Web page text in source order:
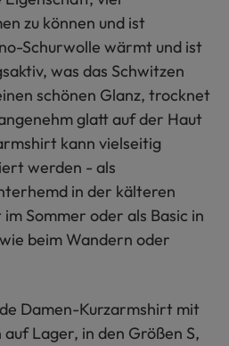
zu können und ist
Schurwolle wärmt und ist
was das Schwitzen
schönen Glanz, trocknet
glatt auf der Haut
kann vielseitig
werden - als
in der kälteren
Sommer oder als Basic in
beim Wandern oder
Damen-Kurzarmshirt mit
Lager, in den Größen S,